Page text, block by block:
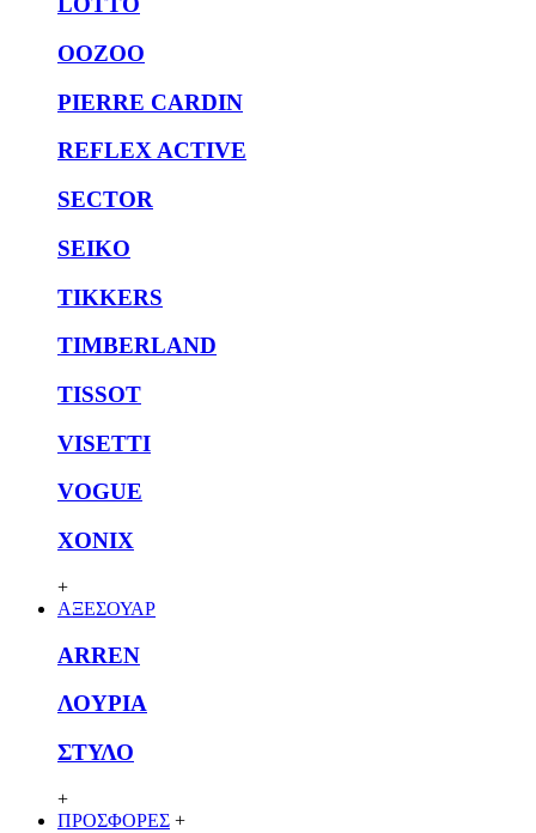
OOZOO
PIERRE CARDIN
REFLEX ACTIVE
SECTOR
SEIKO
TIKKERS
TIMBERLAND
TISSOT
VISETTI
VOGUE
XONIX
+
ΑΞΕΣΟΥΑΡ
ARREN
ΛΟΥΡΙΑ
ΣΤΥΛΟ
+
ΠΡΟΣΦΟΡΕΣ +